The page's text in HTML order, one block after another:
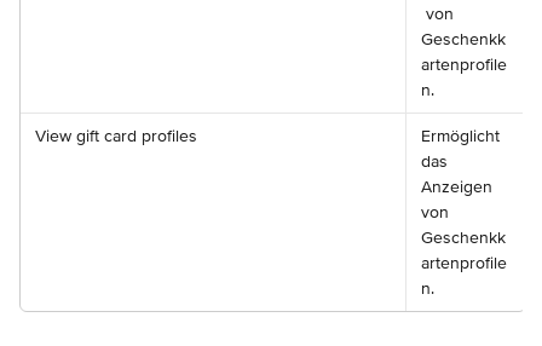
von
Geschenkk
artenprofile
n.
View gift card profiles
Ermöglicht
das
Anzeigen
von
Geschenkk
artenprofile
n.